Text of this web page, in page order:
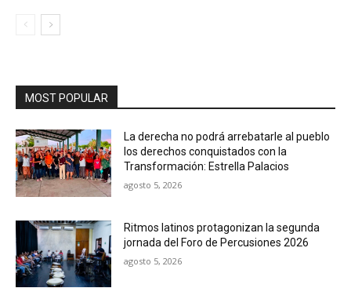
MOST POPULAR
La derecha no podrá arrebatarle al pueblo
los derechos conquistados con la
Transformación: Estrella Palacios
agosto 5, 2026
Ritmos latinos protagonizan la segunda
jornada del Foro de Percusiones 2026
agosto 5, 2026